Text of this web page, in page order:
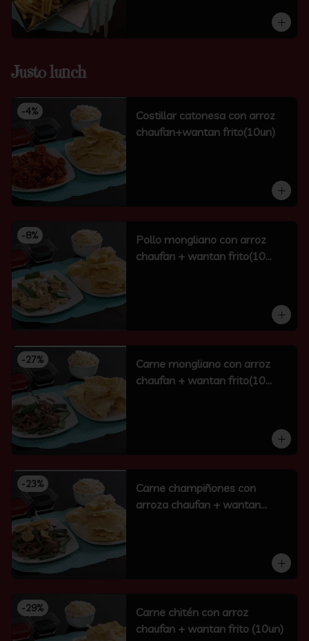
Justo lunch
-4%
Costillar catonesa con arroz
chaufan+wantan frito(10un)
-8%
Pollo mongliano con arroz
chaufan + wantan frito(10
-27%
Carne mongliano con arroz
chaufan + wantan frito(10
-23%
Carne champiñones con
arroza chaufan + wantan
-29%
Carne chitén con arroz
chaufan + wantan frito (10un)